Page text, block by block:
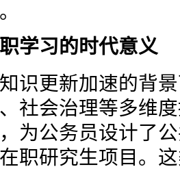
学习的时代意义
识更新加速的背
社会治理等多维
为公务员设计了
职研究生项目。